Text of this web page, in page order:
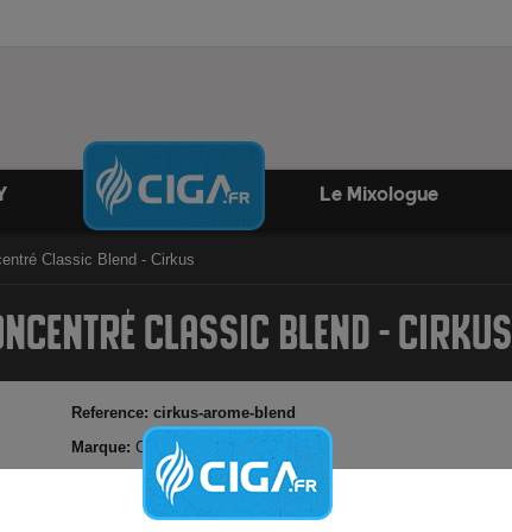
Le Mixologue
Classic Blend - Cirkus
CLASSIC BLEND - CIRKUS
Reference: cirkus-arome-blend
Marque: Cirkus
Classic avec des nuances de Burley et de Blond
Arôme concentré français par Cirkus - 10ml